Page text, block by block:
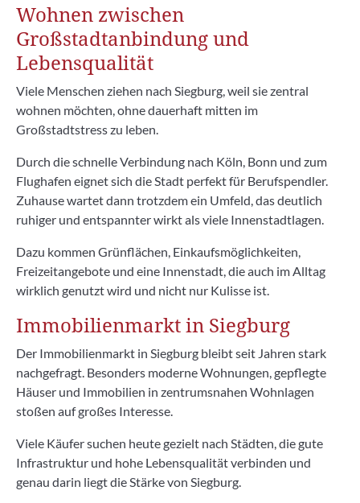
Wohnen zwischen
Großstadtanbindung und
Lebensqualität
Viele Menschen ziehen nach Siegburg, weil sie zentral
wohnen möchten, ohne dauerhaft mitten im
Großstadtstress zu leben.
Durch die schnelle Verbindung nach Köln, Bonn und zum
Flughafen eignet sich die Stadt perfekt für Berufspendler.
Zuhause wartet dann trotzdem ein Umfeld, das deutlich
ruhiger und entspannter wirkt als viele Innenstadtlagen.
Dazu kommen Grünflächen, Einkaufsmöglichkeiten,
Freizeitangebote und eine Innenstadt, die auch im Alltag
wirklich genutzt wird und nicht nur Kulisse ist.
Immobilienmarkt in Siegburg
Der Immobilienmarkt in Siegburg bleibt seit Jahren stark
nachgefragt. Besonders moderne Wohnungen, gepflegte
Häuser und Immobilien in zentrumsnahen Wohnlagen
stoßen auf großes Interesse.
Viele Käufer suchen heute gezielt nach Städten, die gute
Infrastruktur und hohe Lebensqualität verbinden und
genau darin liegt die Stärke von Siegburg.